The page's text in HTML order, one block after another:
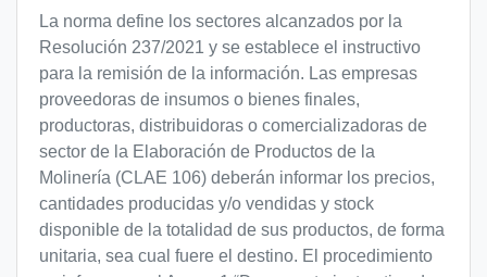
La norma define los sectores alcanzados por la
Resolución 237/2021 y se establece el instructivo
para la remisión de la información. Las empresas
proveedoras de insumos o bienes finales,
productoras, distribuidoras o comercializadoras de
sector de la Elaboración de Productos de la
Molinería (CLAE 106) deberán informar los precios,
cantidades producidas y/o vendidas y stock
disponible de la totalidad de sus productos, de forma
unitaria, sea cual fuere el destino. El procedimiento